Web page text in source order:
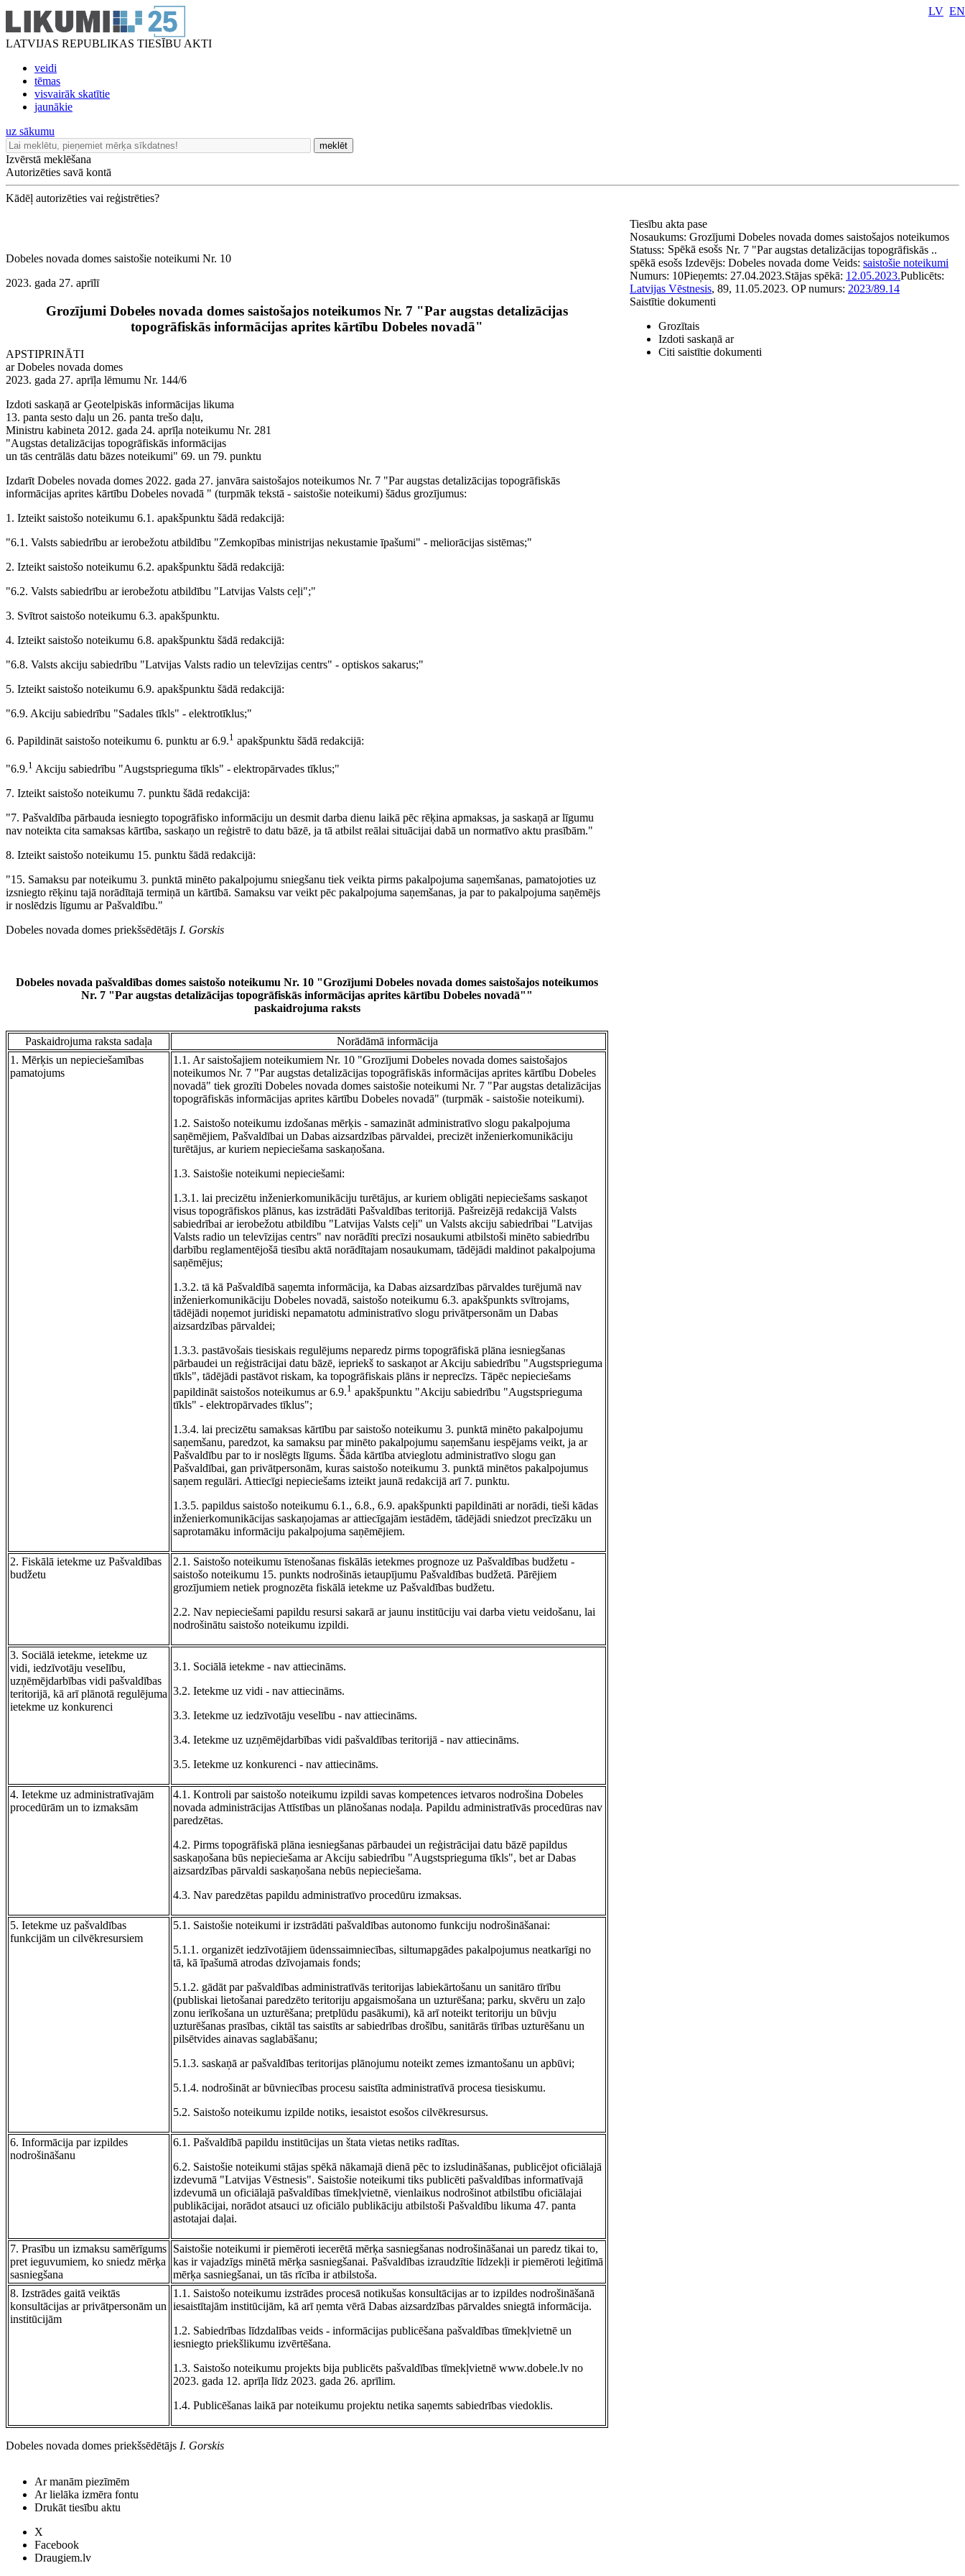
LATVIJAS REPUBLIKAS TIESĪBU AKTI
veidi
tēmas
visvairāk skatītie
jaunākie
LV EN
uz sākumu
meklēt
Izvērstā meklēšana
Autorizēties savā kontā
Kādēļ autorizēties vai reģistrēties?
Dobeles novada domes saistošie noteikumi Nr. 10
2023. gada 27. aprīlī
Grozījumi Dobeles novada domes saistošajos noteikumos Nr. 7 "Par augstas detalizācijas
topogrāfiskās informācijas aprites kārtību Dobeles novadā"
APSTIPRINĀTI
ar Dobeles novada domes
2023. gada 27. aprīļa lēmumu Nr. 144/6
Izdoti saskaņā ar Ģeotelpiskās informācijas likuma
13. panta sesto daļu un 26. panta trešo daļu,
Ministru kabineta 2012. gada 24. aprīļa noteikumu Nr. 281
"Augstas detalizācijas topogrāfiskās informācijas
un tās centrālās datu bāzes noteikumi" 69. un 79. punktu
Izdarīt Dobeles novada domes 2022. gada 27. janvāra saistošajos noteikumos Nr. 7 "Par augstas detalizācijas topogrāfiskās
informācijas aprites kārtību Dobeles novadā " (turpmāk tekstā - saistošie noteikumi) šādus grozījumus:
1. Izteikt saistošo noteikumu 6.1. apakšpunktu šādā redakcijā:
"6.1. Valsts sabiedrību ar ierobežotu atbildību "Zemkopības ministrijas nekustamie īpašumi" - meliorācijas sistēmas;"
2. Izteikt saistošo noteikumu 6.2. apakšpunktu šādā redakcijā:
"6.2. Valsts sabiedrību ar ierobežotu atbildību "Latvijas Valsts ceļi";"
3. Svītrot saistošo noteikumu 6.3. apakšpunktu.
4. Izteikt saistošo noteikumu 6.8. apakšpunktu šādā redakcijā:
"6.8. Valsts akciju sabiedrību "Latvijas Valsts radio un televīzijas centrs" - optiskos sakarus;"
5. Izteikt saistošo noteikumu 6.9. apakšpunktu šādā redakcijā:
"6.9. Akciju sabiedrību "Sadales tīkls" - elektrotīklus;"
6. Papildināt saistošo noteikumu 6. punktu ar 6.9.1 apakšpunktu šādā redakcijā:
"6.9.1 Akciju sabiedrību "Augstsprieguma tīkls" - elektropārvades tīklus;"
7. Izteikt saistošo noteikumu 7. punktu šādā redakcijā:
"7. Pašvaldība pārbauda iesniegto topogrāfisko informāciju un desmit darba dienu laikā pēc rēķina apmaksas, ja saskaņā ar līgumu
nav noteikta cita samaksas kārtība, saskaņo un reģistrē to datu bāzē, ja tā atbilst reālai situācijai dabā un normatīvo aktu prasībām."
8. Izteikt saistošo noteikumu 15. punktu šādā redakcijā:
"15. Samaksu par noteikumu 3. punktā minēto pakalpojumu sniegšanu tiek veikta pirms pakalpojuma saņemšanas, pamatojoties uz
izsniegto rēķinu tajā norādītajā termiņā un kārtībā. Samaksu var veikt pēc pakalpojuma saņemšanas, ja par to pakalpojuma saņēmējs
ir noslēdzis līgumu ar Pašvaldību."
Dobeles novada domes priekšsēdētājs I. Gorskis
Dobeles novada pašvaldības domes saistošo noteikumu Nr. 10 "Grozījumi Dobeles novada domes saistošajos noteikumos
Nr. 7 "Par augstas detalizācijas topogrāfiskās informācijas aprites kārtību Dobeles novadā""
paskaidrojuma raksts
Paskaidrojuma raksta sadaļa
Norādāmā informācija
1. Mērķis un nepieciešamības
pamatojums
1.1. Ar saistošajiem noteikumiem Nr. 10 "Grozījumi Dobeles novada domes saistošajos
noteikumos Nr. 7 "Par augstas detalizācijas topogrāfiskās informācijas aprites kārtību Dobeles
novadā" tiek grozīti Dobeles novada domes saistošie noteikumi Nr. 7 "Par augstas detalizācijas
topogrāfiskās informācijas aprites kārtību Dobeles novadā" (turpmāk - saistošie noteikumi).
1.2. Saistošo noteikumu izdošanas mērķis - samazināt administratīvo slogu pakalpojuma
saņēmējiem, Pašvaldībai un Dabas aizsardzības pārvaldei, precizēt inženierkomunikāciju
turētājus, ar kuriem nepieciešama saskaņošana.
1.3. Saistošie noteikumi nepieciešami:
1.3.1. lai precizētu inženierkomunikāciju turētājus, ar kuriem obligāti nepieciešams saskaņot
visus topogrāfiskos plānus, kas izstrādāti Pašvaldības teritorijā. Pašreizējā redakcijā Valsts
sabiedrībai ar ierobežotu atbildību "Latvijas Valsts ceļi" un Valsts akciju sabiedrībai "Latvijas
Valsts radio un televīzijas centrs" nav norādīti precīzi nosaukumi atbilstoši minēto sabiedrību
darbību reglamentējošā tiesību aktā norādītajam nosaukumam, tādējādi maldinot pakalpojuma
saņēmējus;
1.3.2. tā kā Pašvaldībā saņemta informācija, ka Dabas aizsardzības pārvaldes turējumā nav
inženierkomunikāciju Dobeles novadā, saistošo noteikumu 6.3. apakšpunkts svītrojams,
tādējādi noņemot juridiski nepamatotu administratīvo slogu privātpersonām un Dabas
aizsardzības pārvaldei;
1.3.3. pastāvošais tiesiskais regulējums neparedz pirms topogrāfiskā plāna iesniegšanas
pārbaudei un reģistrācijai datu bāzē, iepriekš to saskaņot ar Akciju sabiedrību "Augstsprieguma
tīkls", tādējādi pastāvot riskam, ka topogrāfiskais plāns ir neprecīzs. Tāpēc nepieciešams
papildināt saistošos noteikumus ar 6.9.1 apakšpunktu "Akciju sabiedrību "Augstsprieguma
tīkls" - elektropārvades tīklus";
1.3.4. lai precizētu samaksas kārtību par saistošo noteikumu 3. punktā minēto pakalpojumu
saņemšanu, paredzot, ka samaksu par minēto pakalpojumu saņemšanu iespējams veikt, ja ar
Pašvaldību par to ir noslēgts līgums. Šāda kārtība atvieglotu administratīvo slogu gan
Pašvaldībai, gan privātpersonām, kuras saistošo noteikumu 3. punktā minētos pakalpojumus
saņem regulāri. Attiecīgi nepieciešams izteikt jaunā redakcijā arī 7. punktu.
1.3.5. papildus saistošo noteikumu 6.1., 6.8., 6.9. apakšpunkti papildināti ar norādi, tieši kādas
inženierkomunikācijas saskaņojamas ar attiecīgajām iestādēm, tādējādi sniedzot precīzāku un
saprotamāku informāciju pakalpojuma saņēmējiem.
2. Fiskālā ietekme uz Pašvaldības
budžetu
2.1. Saistošo noteikumu īstenošanas fiskālās ietekmes prognoze uz Pašvaldības budžetu -
saistošo noteikumu 15. punkts nodrošinās ietaupījumu Pašvaldības budžetā. Pārējiem
grozījumiem netiek prognozēta fiskālā ietekme uz Pašvaldības budžetu.
2.2. Nav nepieciešami papildu resursi sakarā ar jaunu institūciju vai darba vietu veidošanu, lai
nodrošinātu saistošo noteikumu izpildi.
3. Sociālā ietekme, ietekme uz
vidi, iedzīvotāju veselību,
uzņēmējdarbības vidi pašvaldības
teritorijā, kā arī plānotā regulējuma
ietekme uz konkurenci
3.1. Sociālā ietekme - nav attiecināms.
3.2. Ietekme uz vidi - nav attiecināms.
3.3. Ietekme uz iedzīvotāju veselību - nav attiecināms.
3.4. Ietekme uz uzņēmējdarbības vidi pašvaldības teritorijā - nav attiecināms.
3.5. Ietekme uz konkurenci - nav attiecināms.
4. Ietekme uz administratīvajām
procedūrām un to izmaksām
4.1. Kontroli par saistošo noteikumu izpildi savas kompetences ietvaros nodrošina Dobeles
novada administrācijas Attīstības un plānošanas nodaļa. Papildu administratīvās procedūras nav
paredzētas.
4.2. Pirms topogrāfiskā plāna iesniegšanas pārbaudei un reģistrācijai datu bāzē papildus
saskaņošana būs nepieciešama ar Akciju sabiedrību "Augstsprieguma tīkls", bet ar Dabas
aizsardzības pārvaldi saskaņošana nebūs nepieciešama.
4.3. Nav paredzētas papildu administratīvo procedūru izmaksas.
5. Ietekme uz pašvaldības
funkcijām un cilvēkresursiem
5.1. Saistošie noteikumi ir izstrādāti pašvaldības autonomo funkciju nodrošināšanai:
5.1.1. organizēt iedzīvotājiem ūdenssaimniecības, siltumapgādes pakalpojumus neatkarīgi no
tā, kā īpašumā atrodas dzīvojamais fonds;
5.1.2. gādāt par pašvaldības administratīvās teritorijas labiekārtošanu un sanitāro tīrību
(publiskai lietošanai paredzēto teritoriju apgaismošana un uzturēšana; parku, skvēru un zaļo
zonu ierīkošana un uzturēšana; pretplūdu pasākumi), kā arī noteikt teritoriju un būvju
uzturēšanas prasības, ciktāl tas saistīts ar sabiedrības drošību, sanitārās tīrības uzturēšanu un
pilsētvides ainavas saglabāšanu;
5.1.3. saskaņā ar pašvaldības teritorijas plānojumu noteikt zemes izmantošanu un apbūvi;
5.1.4. nodrošināt ar būvniecības procesu saistīta administratīvā procesa tiesiskumu.
5.2. Saistošo noteikumu izpilde notiks, iesaistot esošos cilvēkresursus.
6. Informācija par izpildes
nodrošināšanu
6.1. Pašvaldībā papildu institūcijas un štata vietas netiks radītas.
6.2. Saistošie noteikumi stājas spēkā nākamajā dienā pēc to izsludināšanas, publicējot oficiālajā
izdevumā "Latvijas Vēstnesis". Saistošie noteikumi tiks publicēti pašvaldības informatīvajā
izdevumā un oficiālajā pašvaldības tīmekļvietnē, vienlaikus nodrošinot atbilstību oficiālajai
publikācijai, norādot atsauci uz oficiālo publikāciju atbilstoši Pašvaldību likuma 47. panta
astotajai daļai.
7. Prasību un izmaksu samērīgums
pret ieguvumiem, ko sniedz mērķa
sasniegšana
Saistošie noteikumi ir piemēroti iecerētā mērķa sasniegšanas nodrošināšanai un paredz tikai to,
kas ir vajadzīgs minētā mērķa sasniegšanai. Pašvaldības izraudzītie līdzekļi ir piemēroti leģitīmā
mērķa sasniegšanai, un tās rīcība ir atbilstoša.
8. Izstrādes gaitā veiktās
konsultācijas ar privātpersonām un
institūcijām
1.1. Saistošo noteikumu izstrādes procesā notikušas konsultācijas ar to izpildes nodrošināšanā
iesaistītajām institūcijām, kā arī ņemta vērā Dabas aizsardzības pārvaldes sniegtā informācija.
1.2. Sabiedrības līdzdalības veids - informācijas publicēšana pašvaldības tīmekļvietnē un
iesniegto priekšlikumu izvērtēšana.
1.3. Saistošo noteikumu projekts bija publicēts pašvaldības tīmekļvietnē www.dobele.lv no
2023. gada 12. aprīļa līdz 2023. gada 26. aprīlim.
1.4. Publicēšanas laikā par noteikumu projektu netika saņemts sabiedrības viedoklis.
Dobeles novada domes priekšsēdētājs I. Gorskis
Tiesību akta pase
Nosaukums: Grozījumi Dobeles novada domes saistošajos noteikumos
Nr. 7 "Par augstas detalizācijas topogrāfiskās ..
Statuss: Spēkā esošs
spēkā esošs Izdevējs: Dobeles novada dome Veids: saistošie noteikumi
Numurs: 10Pieņemts: 27.04.2023.Stājas spēkā: 12.05.2023.Publicēts:
Latvijas Vēstnesis, 89, 11.05.2023. OP numurs: 2023/89.14
Saistītie dokumenti
Grozītais
Izdoti saskaņā ar
Citi saistītie dokumenti
Ar manām piezīmēm
Ar lielāka izmēra fontu
Drukāt tiesību aktu
X
Facebook
Draugiem.lv